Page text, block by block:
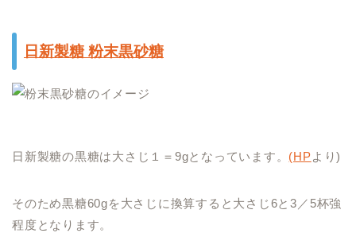
日新製糖 粉末黒砂糖
日新製糖の黒糖は大さじ１＝9gとなっています。 (HPより)
そのため黒糖60gを大さじに換算すると大さじ6と3／5杯強
程度となります。